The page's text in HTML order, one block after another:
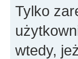
Tylko
wtedy,